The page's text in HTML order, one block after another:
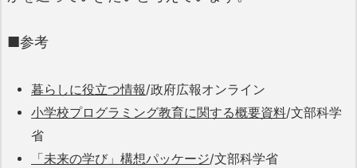
■参考
暮らしに役立つ情報/政府広報オンライン
小学校プログラミング教育に関する概要資料/文部科学
省
「未来の学び」構想パッケージ/文部科学省